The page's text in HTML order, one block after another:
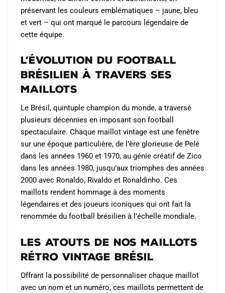
préservant les couleurs emblématiques – jaune, bleu
et vert – qui ont marqué le parcours légendaire de
cette équipe.
L’Évolution du Football
Brésilien à Travers Ses
Maillots
Le Brésil, quintuple champion du monde, a traversé
plusieurs décennies en imposant son football
spectaculaire. Chaque maillot vintage est une fenêtre
sur une époque particulière, de l’ère glorieuse de Pelé
dans les années 1960 et 1970, au génie créatif de Zico
dans les années 1980, jusqu’aux triomphes des années
2000 avec Ronaldo, Rivaldo et Ronaldinho. Ces
maillots rendent hommage à des moments
légendaires et des joueurs iconiques qui ont fait la
renommée du football brésilien à l’échelle mondiale.
Les Atouts de Nos Maillots
Rétro Vintage Brésil
Offrant la possibilité de personnaliser chaque maillot
avec un nom et un numéro, ces maillots permettent de